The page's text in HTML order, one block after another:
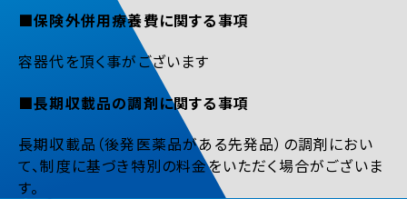
■保険外併用療養費に関する事項
容器代を頂く事がございます
■長期収載品の調剤に関する事項
長期収載品（後発医薬品がある先発品）の調剤におい
て、制度に基づき特別の料金をいただく場合がございま
す。